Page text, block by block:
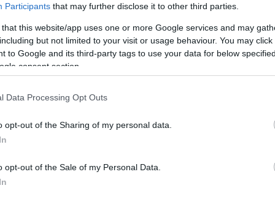
Participants that may further disclose it to other third parties.
that this website/app uses one or more Google services and may
but not limited to your visit or usage behaviour. You may
to Google and its third-party tags to use your data for below
consent section.
Data Processing Opt Outs
opt-out of the Sharing of my personal data.
opt-out of the Sale of my Personal Data.